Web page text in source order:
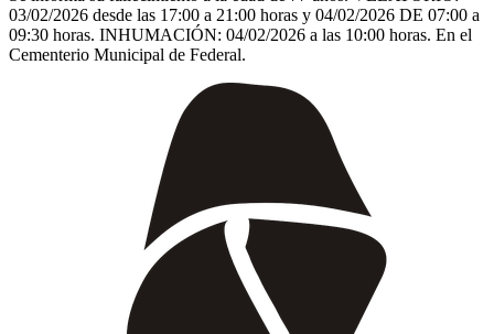
03/02/2026 desde las 17:00 a 21:00 horas y 04/02/2026 DE 07:00 a
09:30 horas. INHUMACIÓN: 04/02/2026 a las 10:00 horas. En el
Cementerio Municipal de Federal.